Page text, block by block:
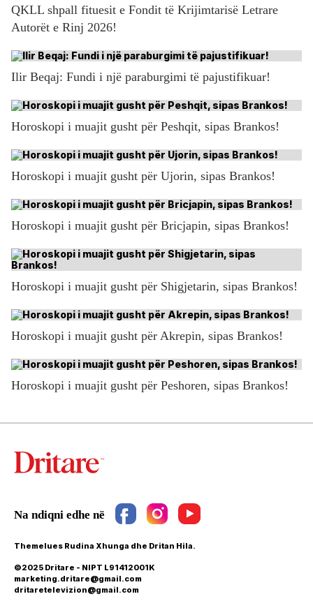
QKLL shpall fituesit e Fondit të Krijimtarisë Letrare
Autorët e Rinj 2026!
Ilir Beqaj: Fundi i një paraburgimi të pajustifikuar!
Horoskopi i muajit gusht për Peshqit, sipas Brankos!
Horoskopi i muajit gusht për Ujorin, sipas Brankos!
Horoskopi i muajit gusht për Bricjapin, sipas Brankos!
Horoskopi i muajit gusht për Shigjetarin, sipas Brankos!
Horoskopi i muajit gusht për Akrepin, sipas Brankos!
Horoskopi i muajit gusht për Peshoren, sipas Brankos!
Themelues Rudina Xhunga dhe Dritan Hila.
©2025 Dritare - NIPT L91412001K
marketing.dritare@gmail.com
dritaretelevizion@gmail.com